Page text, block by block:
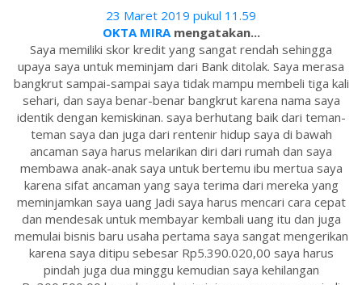
23 Maret 2019 pukul 11.59
OKTA MIRAmengatakan...
Saya memiliki skor kredit yang sangat rendah sehingga
upaya saya untuk meminjam dari Bank ditolak. Saya merasa
bangkrut sampai-sampai saya tidak mampu membeli tiga kali
sehari, dan saya benar-benar bangkrut karena nama saya
identik dengan kemiskinan. saya berhutang baik dari teman-
teman saya dan juga dari rentenir hidup saya di bawah
ancaman saya harus melarikan diri dari rumah dan saya
membawa anak-anak saya untuk bertemu ibu mertua saya
karena sifat ancaman yang saya terima dari mereka yang
meminjamkan saya uang Jadi saya harus mencari cara cepat
dan mendesak untuk membayar kembali uang itu dan juga
memulai bisnis baru usaha pertama saya sangat mengerikan
karena saya ditipu sebesar Rp5.390.020,00 saya harus
pindah juga dua minggu kemudian saya kehilangan